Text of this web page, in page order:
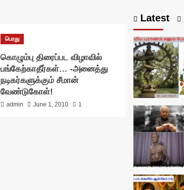
பொது
கொழும்பு திரைப்பட விழாவில்
பங்கேற்காதீர்கள்… -அனைத்து
நடிகர்களுக்கும் சீமான்
வேண்டுகோள்!
admin June 1, 2010 1
Latest